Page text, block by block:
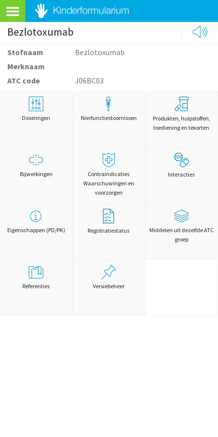
Bezlotoxumab
Stofnaam
Bezlotoxumab
Merknaam
ATC code
J06BC03
Doseringen Nierfunctiestoornissen
Produkten, hulpstoffen,
toediening en tekorten
Bijwerkingen
Contraindicaties
Waarschuwingen en
voorzorgen
Interacties
Eigenschappen (PD/PK) Registratiestatus
Middelen uit dezelfde ATC
groep
Referenties Versiebeheer